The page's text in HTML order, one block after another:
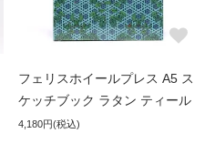
フェリスホイールプレス A5 ス
ケッチブック ラタン ティール
4,180円(税込)